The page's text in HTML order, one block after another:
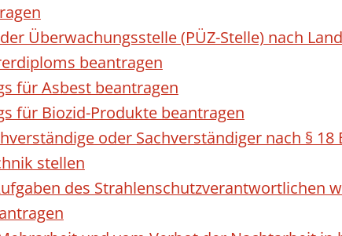
Überwachungsstelle (PÜZ-Stelle) nach
beantragen
für Asbest beantragen
für Biozid-Produkte beantragen
oder Sachverständiger nach §
stellen
des Strahlenschutzverantwortlichen